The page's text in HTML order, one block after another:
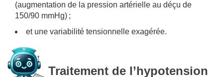
(augmentation de la pression artérielle au déçu de
150/90 mmHg) ;
et une variabilité tensionnelle exagérée.
Traitement de l’hypotension